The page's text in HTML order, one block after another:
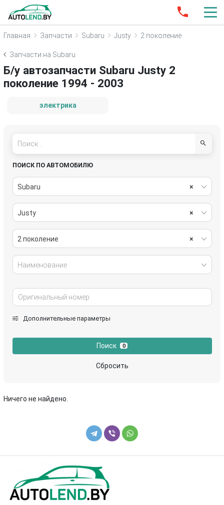
Главная Запчасти Subaru Justy 2 поколение
Запчасти на Subaru
Б/у автозапчасти Subaru Justy 2
поколение 1994 - 2003
электрика
ПОИСК ПО АВТОМОБИЛЮ
×
Subaru
×
Justy
×
2 поколение
Наименование
Дополнительные параметры
Поиск 0
Сбросить
Ничего не найдено.